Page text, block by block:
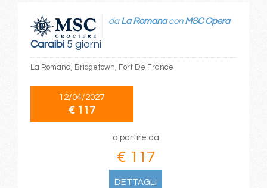
Caraibi5 giorni
da La Romanacon MSC Opera
La Romana, Bridgetown, Fort De France
12/04/2027
€ 117
a partire da
€ 117
DETTAGLI